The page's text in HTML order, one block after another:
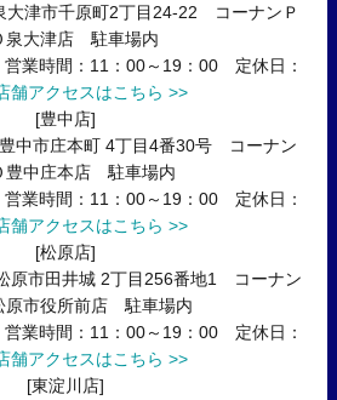
津市千原町2丁目24-22 コーナンＰ
泉大津店 駐車場内
業時間：11：00～19：00 定休日：
舗アクセスはこちら >>
[豊中店]
中市庄本町 4丁目4番30号 コーナン
豊中庄本店 駐車場内
業時間：11：00～19：00 定休日：
舗アクセスはこちら >>
[松原店]
原市田井城 2丁目256番地1 コーナン
原市役所前店 駐車場内
業時間：11：00～19：00 定休日：
舗アクセスはこちら >>
[東淀川店]